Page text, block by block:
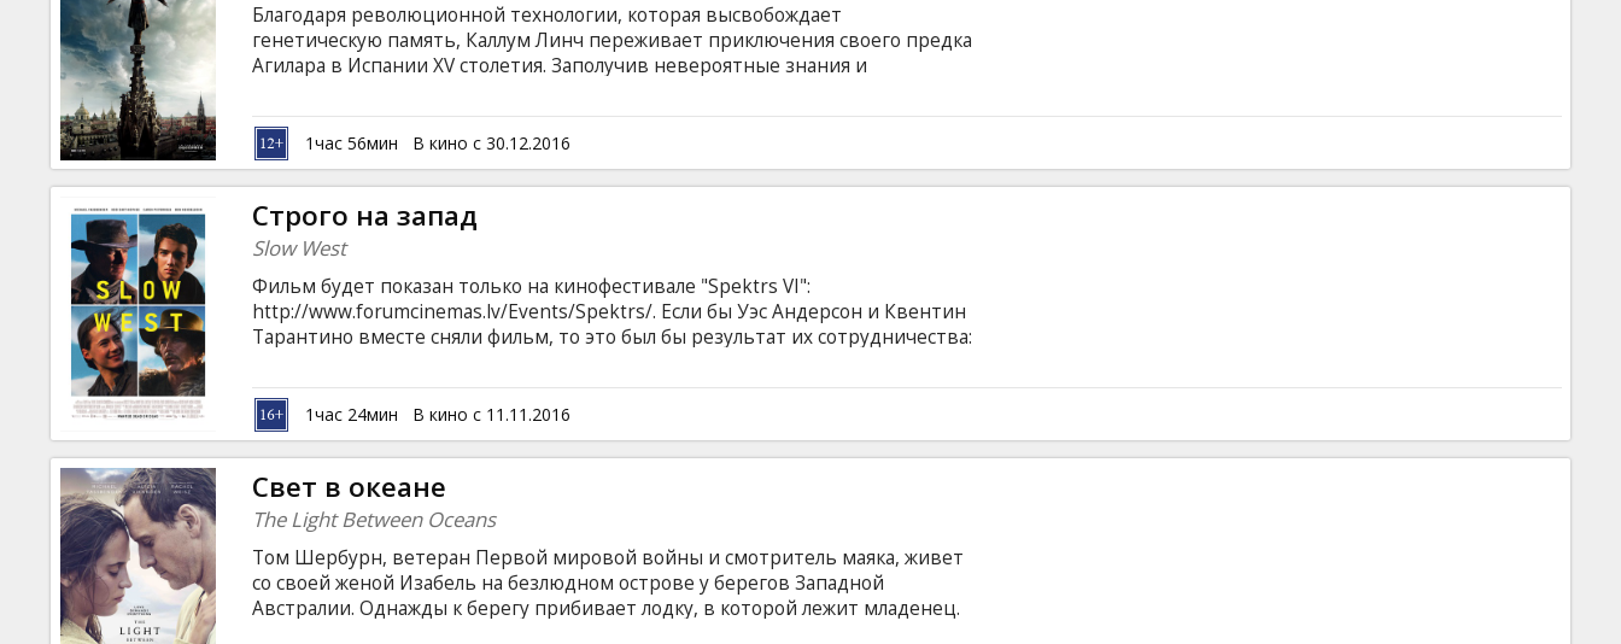
Благодаря революционной технологии, которая высвобождает
генетическую память, Каллум Линч переживает приключения своего предка
Агилара в Испании XV столетия. Заполучив невероятные знания и
Фильм на английском языке с субтитрами на латышском и русском языках.
1час 56мин В кино с 30.12.2016
Строго на запад
Slow West
Фильм будет показан только на кинофестивале "Spektrs VI":
http://www.forumcinemas.lv/Events/Spektrs/. Если бы Уэс Андерсон и Квентин
Тарантино вместе сняли фильм, то это был бы результат их сотрудничества:
романтики, приключений, перестрелок и черного юмора. Полнометражный
дебют режиссера Джона Маклина, некогда участник группы The Beta Band,
получил приз жюри влиятельного фестиваля независимого кино Санденс и
бурные отзывы критиков за богатую на выдумки интерпретацию жанра
вестерн. 19 век.
1час 24мин В кино с 11.11.2016
Свет в океане
The Light Between Oceans
Том Шербурн, ветеран Первой мировой войны и смотритель маяка, живет
со своей женой Изабель на безлюдном острове у берегов Западной
Австралии. Однажды к берегу прибивает лодку, в которой лежит младенец.